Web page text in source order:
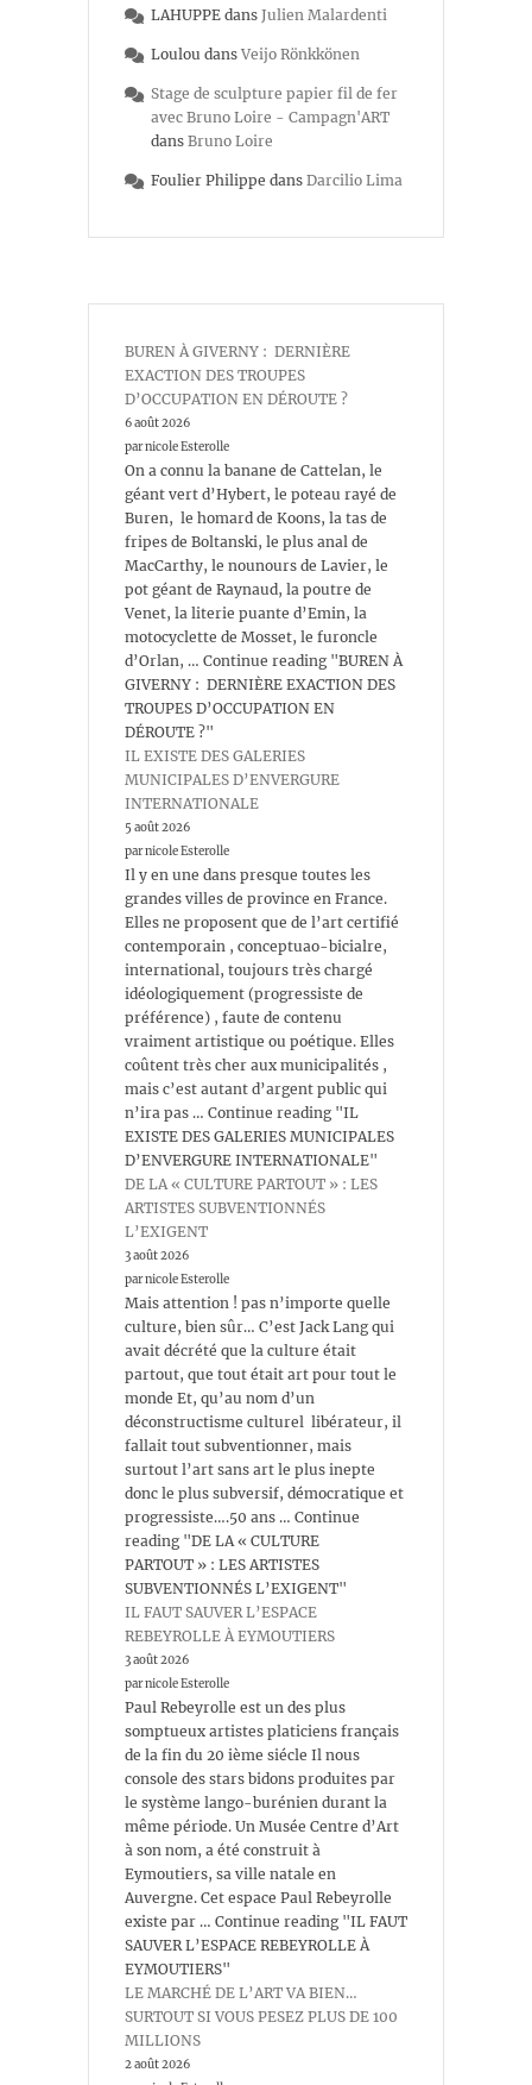
LAHUPPE dans Julien Malardenti
Loulou dans Veijo Rönkkönen
Stage de sculpture papier fil de fer
avec Bruno Loire - Campagn'ART
dans Bruno Loire
Foulier Philippe dans Darcilio Lima
BUREN À GIVERNY : DERNIÈRE
EXACTION DES TROUPES
D’OCCUPATION EN DÉROUTE ?
6 août 2026
par nicole Esterolle
On a connu la banane de Cattelan, le
géant vert d’Hybert, le poteau rayé de
Buren, le homard de Koons, la tas de
fripes de Boltanski, le plus anal de
MacCarthy, le nounours de Lavier, le
pot géant de Raynaud, la poutre de
Venet, la literie puante d’Emin, la
motocyclette de Mosset, le furoncle
d’Orlan, … Continue reading "BUREN À
GIVERNY : DERNIÈRE EXACTION DES
TROUPES D’OCCUPATION EN
DÉROUTE ?"
IL EXISTE DES GALERIES
MUNICIPALES D’ENVERGURE
INTERNATIONALE
5 août 2026
par nicole Esterolle
Il y en une dans presque toutes les
grandes villes de province en France.
Elles ne proposent que de l’art certifié
contemporain , conceptuao-bicialre,
international, toujours très chargé
idéologiquement (progressiste de
préférence) , faute de contenu
vraiment artistique ou poétique. Elles
coûtent très cher aux municipalités ,
mais c’est autant d’argent public qui
n’ira pas … Continue reading "IL
EXISTE DES GALERIES MUNICIPALES
D’ENVERGURE INTERNATIONALE"
DE LA « CULTURE PARTOUT » : LES
ARTISTES SUBVENTIONNÉS
L’EXIGENT
3 août 2026
par nicole Esterolle
Mais attention ! pas n’importe quelle
culture, bien sûr… C’est Jack Lang qui
avait décrété que la culture était
partout, que tout était art pour tout le
monde Et, qu’au nom d’un
déconstructisme culturel libérateur, il
fallait tout subventionner, mais
surtout l’art sans art le plus inepte
donc le plus subversif, démocratique et
progressiste….50 ans … Continue
reading "DE LA « CULTURE
PARTOUT » : LES ARTISTES
SUBVENTIONNÉS L’EXIGENT"
IL FAUT SAUVER L’ESPACE
REBEYROLLE À EYMOUTIERS
3 août 2026
par nicole Esterolle
Paul Rebeyrolle est un des plus
somptueux artistes platiciens français
de la fin du 20 ième siécle Il nous
console des stars bidons produites par
le système lango-burénien durant la
même période. Un Musée Centre d’Art
à son nom, a été construit à
Eymoutiers, sa ville natale en
Auvergne. Cet espace Paul Rebeyrolle
existe par … Continue reading "IL FAUT
SAUVER L’ESPACE REBEYROLLE À
EYMOUTIERS"
LE MARCHÉ DE L’ART VA BIEN…
SURTOUT SI VOUS PESEZ PLUS DE 100
MILLIONS
2 août 2026